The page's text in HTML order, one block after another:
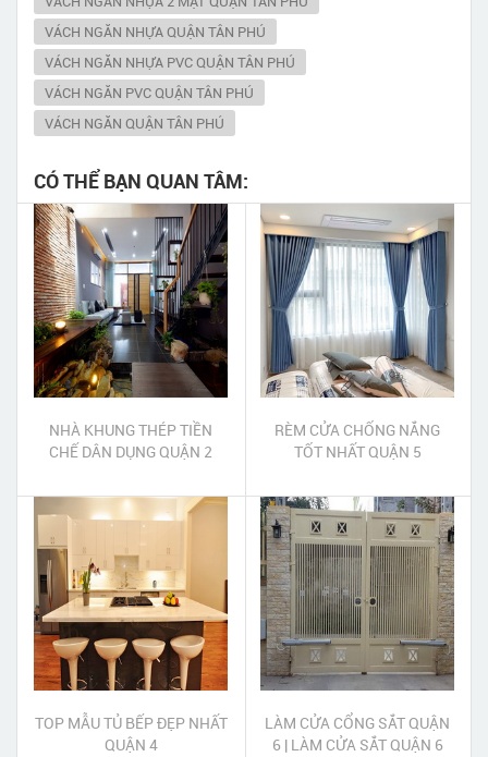
VÁCH NGĂN NHỰA QUẬN TÂN PHÚ
VÁCH NGĂN NHỰA PVC QUẬN TÂN PHÚ
VÁCH NGĂN PVC QUẬN TÂN PHÚ
VÁCH NGĂN QUẬN TÂN PHÚ
CÓ THỂ BẠN QUAN TÂM:
NHÀ KHUNG THÉP TIỀN
CHẾ DÂN DỤNG QUẬN 2
RÈM CỬA CHỐNG NẮNG
TỐT NHẤT QUẬN 5
TOP MẪU TỦ BẾP ĐẸP NHẤT
QUẬN 4
LÀM CỬA CỔNG SẮT QUẬN
6 | LÀM CỬA SẮT QUẬN 6